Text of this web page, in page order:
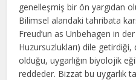
genelleşmiş bir ön yargıdan
Bilimsel alandaki tahribata
Freud’un as Unbehagen in der
Huzursuzlukları) dile getirdiği,
olduğu, uygarlığın biyolojik
reddeder. Bizzat bu uygarlık